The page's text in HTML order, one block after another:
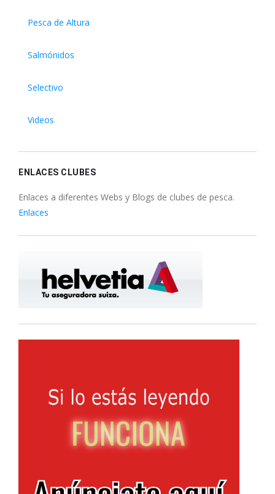
Pesca de Altura
Salmónidos
Selectivo
Videos
ENLACES CLUBES
Enlaces a diferentes Webs y Blogs de clubes de pesca.
Enlaces